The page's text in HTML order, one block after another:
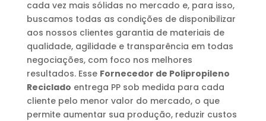
cada vez mais sólidas no mercado e, para isso,
buscamos todas as condições de disponibilizar
aos nossos clientes garantia de materiais de
qualidade, agilidade e transparência em todas
negociações, com foco nos melhores
resultados. Esse Fornecedor de Polipropileno
Reciclado entrega PP sob medida para cada
cliente pelo menor valor do mercado, o que
permite aumentar sua produção, reduzir custos